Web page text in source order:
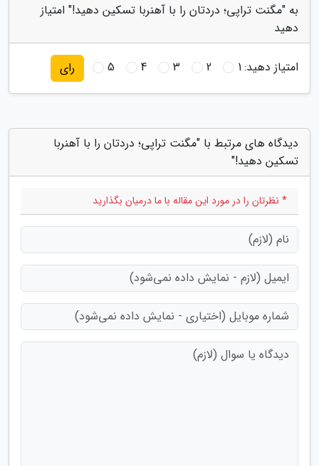
به "مگنت تراپی؛ دردتان را با آهنربا تسکین دهید!" امتیاز
دهید
امتیاز دهید:1
2
3
4
5 رای
دیدگاه های مرتبط با "مگنت تراپی؛ دردتان را با آهنربا
تسکین دهید!"
* نظرتان را در مورد این مقاله با ما درمیان بگذارید